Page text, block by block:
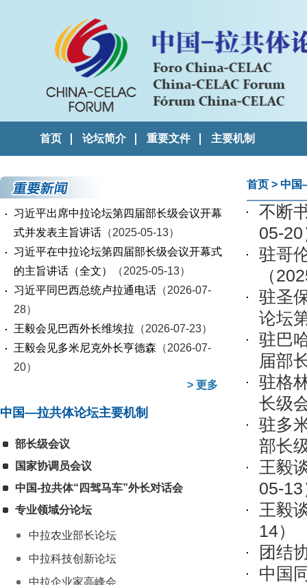
首页 论坛简介 重要文件 主要机制
习近平出席中拉论坛第四届部长级会议开幕
式并发表主旨讲话 （2025-05-13）
习近平在中拉论坛第四届部长级会议开幕式
的主旨讲话（全文）
（2025-05-13）
习近平同巴西总统卢拉通电话 （2026-07-
28）
王毅会见巴西外长维埃拉 （2026-07-23）
王毅会见多米尼克外长亨德森 （2026-07-
20）
> 更多
中国—拉共体论坛主要机制
部长级会议
国家协调员会议
中国-拉共体“四驾马车”外长对话会
专业领域分论坛
中拉农业部长论坛
中拉科技创新论坛
中拉企业家高峰会
首页 > 中国
不断
05-20
驻哥
（
驻圣
论坛
驻巴
届部
驻格
长级
驻多
部长
王毅
05-13
王毅
14）
团结
中国